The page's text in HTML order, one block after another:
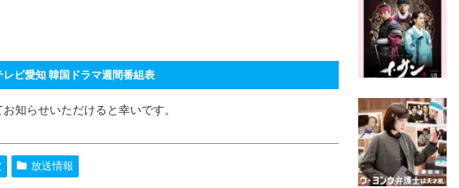
レビ愛知 韓国ドラマ週間番組表
お知らせいただけると幸いです。
放送情報